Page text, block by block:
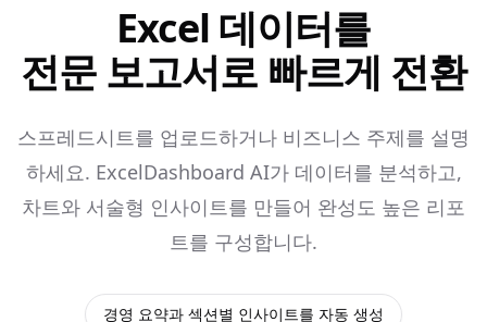
Excel 데이터를
전문 보고서로 빠르게 전환
스프레드시트를 업로드하거나 비즈니스 주제를 설명
하세요. ExcelDashboard AI가 데이터를 분석하고,
차트와 서술형 인사이트를 만들어 완성도 높은 리포
트를 구성합니다.
경영 요약과 섹션별 인사이트를 자동 생성